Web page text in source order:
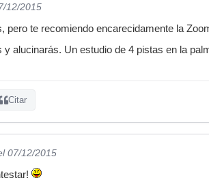
12/2015
pero te recomiendo encarecidamente la
y alucinarás. Un estudio de 4 pistas en la
Citar
07/12/2015